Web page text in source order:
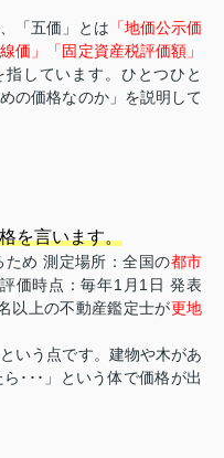
「五価」とは 「地価公示価
価」「固定資産税評価額」
しています。ひとつひと
の価格なのか」を説明して
を言います。
ため 測定場所：全国の都市
価時点：毎年1月1日 発表
以上の不動産鑑定士が更地
いう点です。建物や木があ
･･･」という体で価格が出